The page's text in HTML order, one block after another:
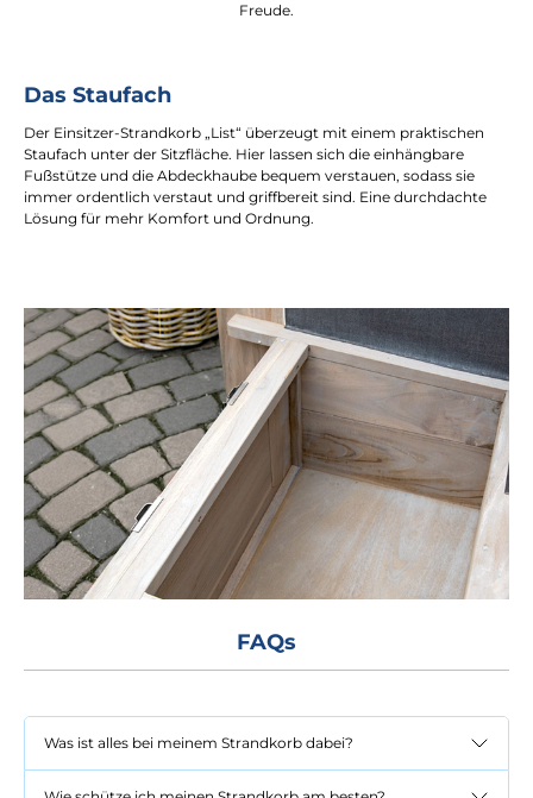
Freude.
Das Staufach
Der Einsitzer-Strandkorb „List“ überzeugt mit einem praktischen
Staufach unter der Sitzfläche. Hier lassen sich die einhängbare
Fußstütze und die Abdeckhaube bequem verstauen, sodass sie
immer ordentlich verstaut und griffbereit sind. Eine durchdachte
Lösung für mehr Komfort und Ordnung.
FAQs
Was ist alles bei meinem Strandkorb dabei?